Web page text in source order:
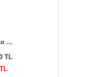
...
TL